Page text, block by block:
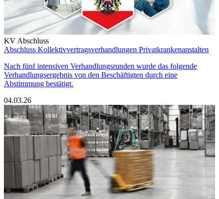
KV Abschluss
Abschluss Kollektivvertragsverhandlungen Privatkrankenanstalten
Nach fünf intensiven Verhandlungsrunden wurde das folgende
Verhandlungsergebnis von den Beschäftigten durch eine
Abstimmung bestätigt.
04.03.26